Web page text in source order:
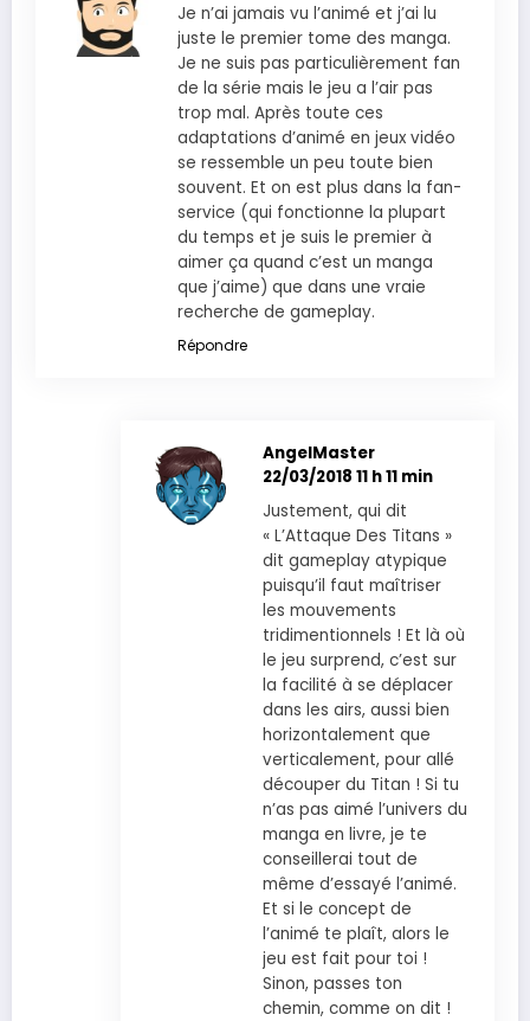
Je n’ai jamais vu l’animé et j’ai lu
juste le premier tome des manga.
Je ne suis pas particulièrement fan
de la série mais le jeu a l’air pas
trop mal. Après toute ces
adaptations d’animé en jeux vidéo
se ressemble un peu toute bien
souvent. Et on est plus dans la fan-
service (qui fonctionne la plupart
du temps et je suis le premier à
aimer ça quand c’est un manga
que j’aime) que dans une vraie
recherche de gameplay.
Répondre
AngelMaster
22/03/2018 11 h 11 min
Justement, qui dit
« L’Attaque Des Titans »
dit gameplay atypique
puisqu’il faut maîtriser
les mouvements
tridimentionnels ! Et là où
le jeu surprend, c’est sur
la facilité à se déplacer
dans les airs, aussi bien
horizontalement que
verticalement, pour allé
découper du Titan ! Si tu
n’as pas aimé l’univers du
manga en livre, je te
conseillerai tout de
même d’essayé l’animé.
Et si le concept de
l’animé te plaît, alors le
jeu est fait pour toi !
Sinon, passes ton
chemin, comme on dit !